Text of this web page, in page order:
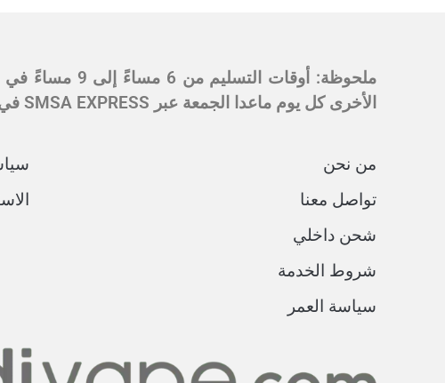
الأخرى كل يوم ماعدا الجمعة عبر SMSA EXPRESS في الساعة 5 مساءً وسيكون التسليم بعد يومين من أيام العمل.
من نحن
تواصل معنا
شحن داخلي
شروط الخدمة
سياسة العمر